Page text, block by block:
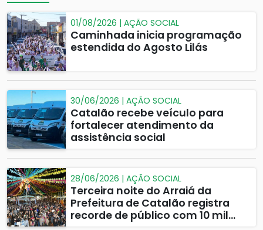
01/08/2026 | AÇÃO SOCIAL
Caminhada inicia programação
estendida do Agosto Lilás
30/06/2026 | AÇÃO SOCIAL
Catalão recebe veículo para
fortalecer atendimento da
assistência social
28/06/2026 | AÇÃO SOCIAL
Terceira noite do Arraiá da
Prefeitura de Catalão registra
recorde de público com 10 mil